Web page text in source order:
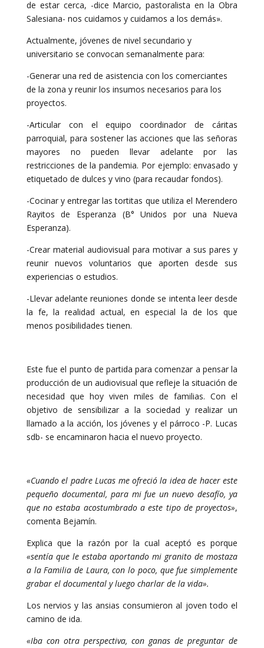
de estar cerca, -dice Marcio, pastoralista en la Obra
Salesiana- nos cuidamos y cuidamos a los demás».
Actualmente, jóvenes de nivel secundario y
universitario se convocan semanalmente para:
-Generar una red de asistencia con los comerciantes
de la zona y reunir los insumos necesarios para los
proyectos.
-Articular con el equipo coordinador de cáritas
parroquial, para sostener las acciones que las señoras
mayores no pueden llevar adelante por las
restricciones de la pandemia. Por ejemplo: envasado y
etiquetado de dulces y vino (para recaudar fondos).
-Cocinar y entregar las tortitas que utiliza el Merendero
Rayitos de Esperanza (B° Unidos por una Nueva
Esperanza).
-Crear material audiovisual para motivar a sus pares y
reunir nuevos voluntarios que aporten desde sus
experiencias o estudios.
-Llevar adelante reuniones donde se intenta leer desde
la fe, la realidad actual, en especial la de los que
menos posibilidades tienen.
Este fue el punto de partida para comenzar a pensar la
producción de un audiovisual que refleje la situación de
necesidad que hoy viven miles de familias. Con el
objetivo de sensibilizar a la sociedad y realizar un
llamado a la acción, los jóvenes y el párroco -P. Lucas
sdb- se encaminaron hacia el nuevo proyecto.
«Cuando el padre Lucas me ofreció la idea de hacer este
pequeño documental, para mi fue un nuevo desafío, ya
que no estaba acostumbrado a este tipo de proyectos»,
comenta Bejamín.
Explica que la razón por la cual aceptó es porque
«sentía que le estaba aportando mi granito de mostaza
a la Familia de Laura, con lo poco, que fue simplemente
grabar el documental y luego charlar de la vida».
Los nervios y las ansias consumieron al joven todo el
camino de ida.
«Iba con otra perspectiva, con ganas de preguntar de